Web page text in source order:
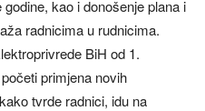
kao i donošenje plana i
radnicima u rudnicima.
BiH od 1.
primjena novih
tvrde radnici, idu na